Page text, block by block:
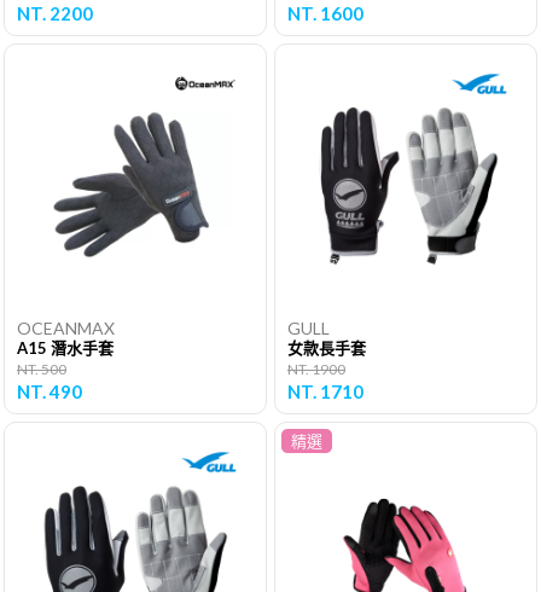
NT. 2200 NT. 1600
OCEANMAX
A15 潛水手套
NT. 500
NT. 490
GULL
女款長手套
NT. 1900
NT. 1710
精選